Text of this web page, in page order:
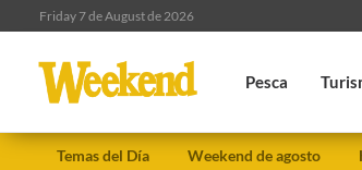
Friday 7 de August de 2026
Pesca
Temas del Día Weekend de agosto